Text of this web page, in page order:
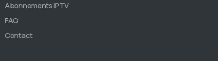
Abonnements IPTV
FAQ
Contact